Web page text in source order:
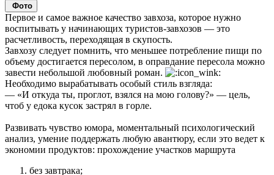
Фото
Первое и самое важное качество завхоза, которое нужно
воспитывать у начинающих туристов-завхозов — это
расчетливость, переходящая в скупость.
Завхозу следует помнить, что меньшее потребление пищи по
объему достигается пересолом, в оправдание пересола можно
завести небольшой любовный роман.
Необходимо вырабатывать особый стиль взгляда:
— «И откуда ты, проглот, взялся на мою голову?» — цель,
чтоб у едока кусок застрял в горле.
Развивать чувство юмора, моментальный психологический
анализ, умение поддержать любую авантюру, если это ведет к
экономии продуктов: прохождение участков маршрута
без завтрака;